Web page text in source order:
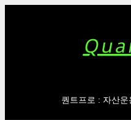
퀀트프로 : 자산